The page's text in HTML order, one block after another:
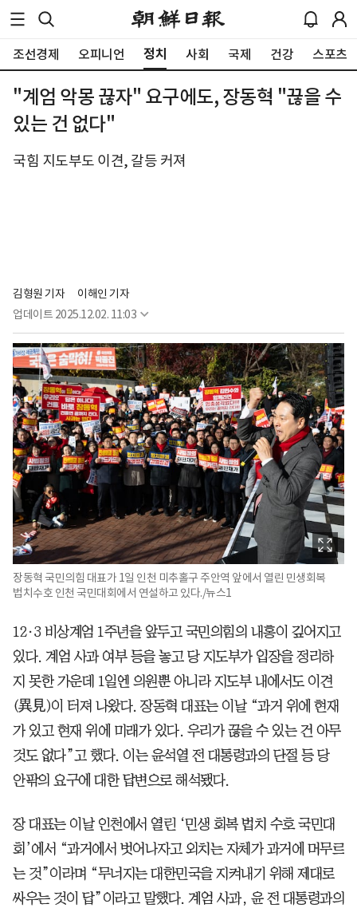
조선경제 오피니언 정치 사회 국제 건강 스포츠
"계엄 악몽 끊자" 요구에도, 장동혁 "끊을 수
있는 건 없다"
국힘 지도부도 이견, 갈등 커져
김형원 기자
이해인 기자
업데이트 2025.12.02. 11:03
장동혁 국민의힘 대표가 1일 인천 미추홀구 주안역 앞에서 열린 민생회복
법치수호 인천 국민대회에서 연설하고 있다./뉴스1
12·3 비상계엄 1주년을 앞두고 국민의힘의 내홍이 깊어지고
있다. 계엄 사과 여부 등을 놓고 당 지도부가 입장을 정리하
지 못한 가운데 1일엔 의원뿐 아니라 지도부 내에서도 이견
(異見)이 터져 나왔다. 장동혁 대표는 이날 “과거 위에 현재
가 있고 현재 위에 미래가 있다. 우리가 끊을 수 있는 건 아무
것도 없다”고 했다. 이는 윤석열 전 대통령과의 단절 등 당
안팎의 요구에 대한 답변으로 해석됐다.
장 대표는 이날 인천에서 열린 ‘민생 회복 법치 수호 국민대
회’에서 “과거에서 벗어나자고 외치는 자체가 과거에 머무르
는 것”이라며 “무너지는 대한민국을 지켜내기 위해 제대로
싸우는 것이 답”이라고 말했다. 계엄 사과, 윤 전 대통령과의